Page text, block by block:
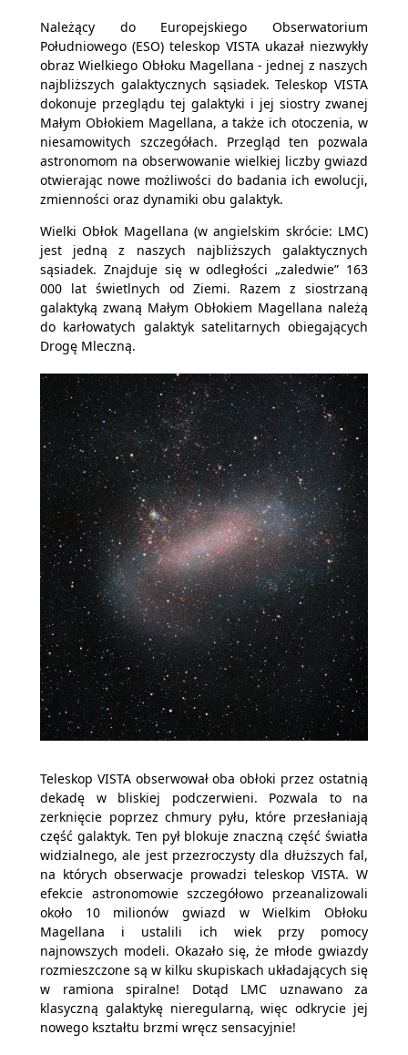
Należący do Europejskiego Obserwatorium
Południowego (ESO) teleskop VISTA ukazał niezwykły
obraz Wielkiego Obłoku Magellana - jednej z naszych
najbliższych galaktycznych sąsiadek. Teleskop VISTA
dokonuje przeglądu tej galaktyki i jej siostry zwanej
Małym Obłokiem Magellana, a także ich otoczenia, w
niesamowitych szczegółach. Przegląd ten pozwala
astronomom na obserwowanie wielkiej liczby gwiazd
otwierając nowe możliwości do badania ich ewolucji,
zmienności oraz dynamiki obu galaktyk.
Wielki Obłok Magellana (w angielskim skrócie: LMC)
jest jedną z naszych najbliższych galaktycznych
sąsiadek. Znajduje się w odległości „zaledwie” 163
000 lat świetlnych od Ziemi. Razem z siostrzaną
galaktyką zwaną Małym Obłokiem Magellana należą
do karłowatych galaktyk satelitarnych obiegających
Drogę Mleczną.
Teleskop VISTA obserwował oba obłoki przez ostatnią
dekadę w bliskiej podczerwieni. Pozwala to na
zerknięcie poprzez chmury pyłu, które przesłaniają
część galaktyk. Ten pył blokuje znaczną część światła
widzialnego, ale jest przezroczysty dla dłuższych fal,
na których obserwacje prowadzi teleskop VISTA. W
efekcie astronomowie szczegółowo przeanalizowali
około 10 milionów gwiazd w Wielkim Obłoku
Magellana i ustalili ich wiek przy pomocy
najnowszych modeli. Okazało się, że młode gwiazdy
rozmieszczone są w kilku skupiskach układających się
w ramiona spiralne! Dotąd LMC uznawano za
klasyczną galaktykę nieregularną, więc odkrycie jej
nowego kształtu brzmi wręcz sensacyjnie!